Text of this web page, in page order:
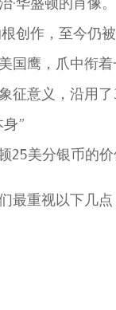
创作，至今仍
国鹰，爪中衔着
征意义，沿用
”
25美分银币的
最重视以下几点